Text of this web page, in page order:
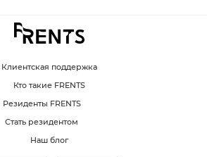
Клиентская поддержка
Кто такие FRENTS
Резиденты FRENTS
Стать резидентом
Наш блог